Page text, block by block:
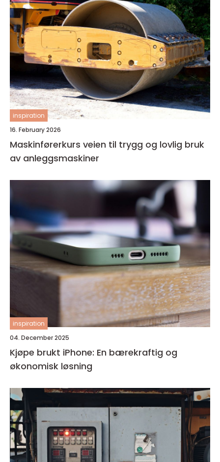
inspiration
16. February 2026
Maskinførerkurs veien til trygg og lovlig bruk
av anleggsmaskiner
inspiration
04. December 2025
Kjøpe brukt iPhone: En bærekraftig og
økonomisk løsning